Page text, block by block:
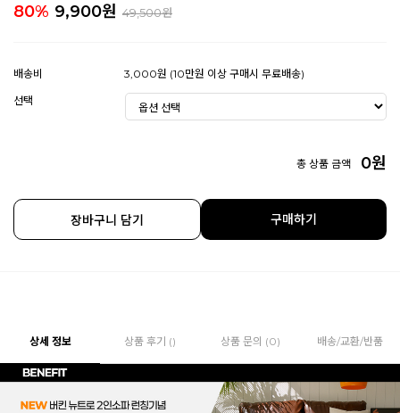
80% 9,900원 49,500원
배송비
3,000원 (10만원 이상 구매시 무료배송)
선택
총 상품 금액 0원
장바구니 담기 구매하기
상세 정보 상품 후기 () 상품 문의 (0) 배송/교환/반품